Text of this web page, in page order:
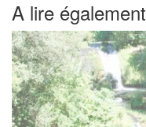
A lire également